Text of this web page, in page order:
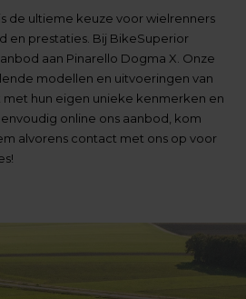
de ultieme keuze voor wielrenners
en prestaties. Bij BikeSuperior
aan Pinarello Dogma X. Onze
modellen en uitvoeringen van
met hun eigen unieke kenmerken en
online ons aanbod, kom
alvorens contact met ons op voor